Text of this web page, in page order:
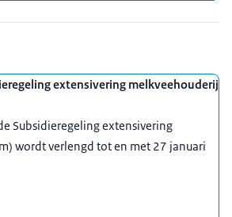
extensivering melkveehouderij
Subsidieregeling extensivering
wordt verlengd tot en met 27 januari